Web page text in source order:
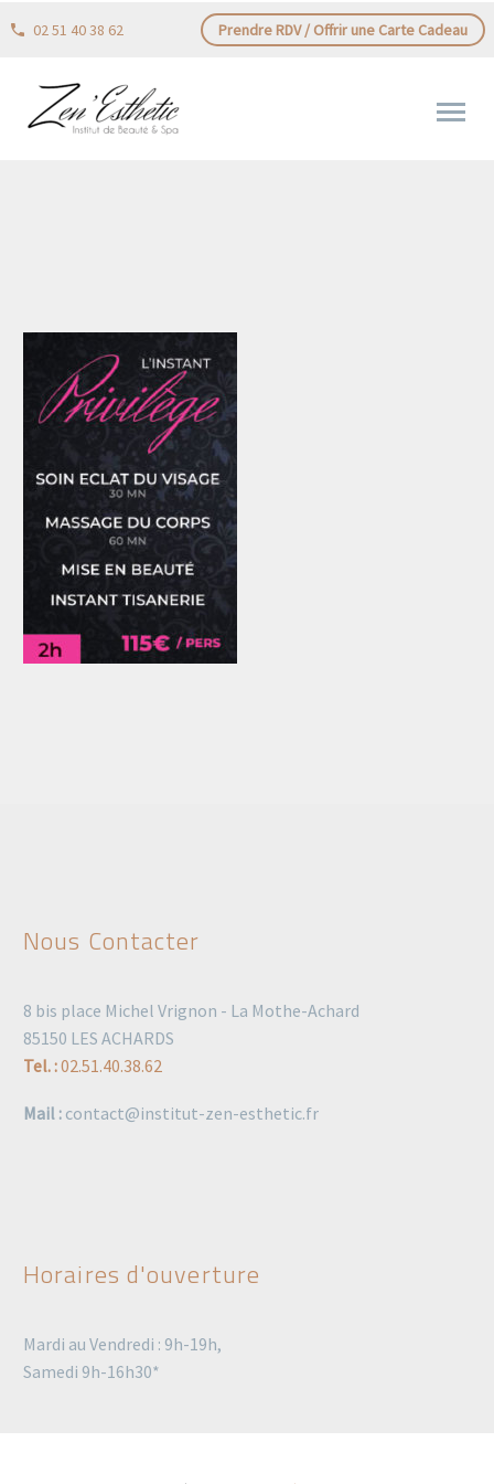
02 51 40 38 62 Prendre RDV / Offrir une Carte Cadeau
Nous Contacter
8 bis place Michel Vrignon - La Mothe-Achard
85150 LES ACHARDS
Tel. :02.51.40.38.62
Mail : contact@institut-zen-esthetic.fr
Horaires d'ouverture
Mardi au Vendredi : 9h-19h,
Samedi 9h-16h30*